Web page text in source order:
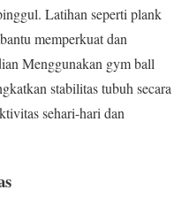
Latihan seperti plank
memperkuat dan
Menggunakan gym ball
stabilitas tubuh secara
sehari-hari dan